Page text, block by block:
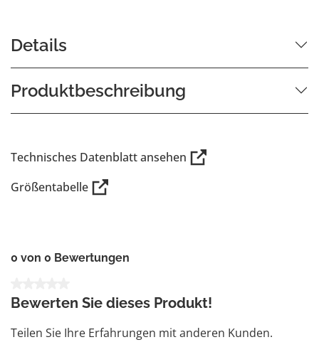
Details
Produktbeschreibung
Technisches Datenblatt ansehen
Größentabelle
0 von 0 Bewertungen
Bewerten Sie dieses Produkt!
Teilen Sie Ihre Erfahrungen mit anderen Kunden.